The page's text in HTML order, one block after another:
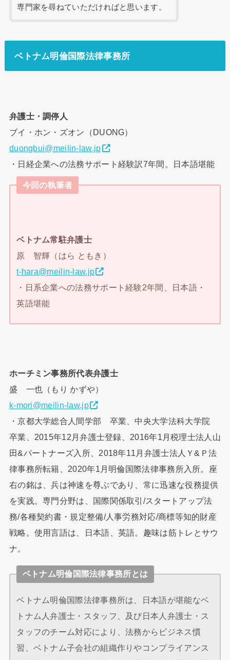
専門家を尋ねていただければと思います。
ベトナム明倫国際法律事務所
弁護士・調停人
ブイ・ホン・ズオン（DUONG）
duongbui@meilin-law.jp
・日経企業への法務サポート経験訳7年間。日本語堪能
今回の執筆者
ベトナム常駐弁護士
原 智輝（はら ともき）
t-hara@meilin-law.jp
・日系企業への法務サポート経験2年間、日本語・
英語堪能
ホーチミン事務所代表弁護士
盛 一也（もり かずや）
k-mori@meilin-law.jp
・京都大学総合人間学部 卒業、中央大学法科大学院
卒業、2015年12月弁護士登録、2016年1月税理士法人山
田&パートナーズ入所、2018年11月弁護士法人Ｙ&Ｐ法
律事務所転籍、2020年1月明倫国際法律事務所入所。座
右の銘は、兵は神速を尊ぶであり、常に迅速な役務提供
を実践。専門分野は、国際関係取引/スタートアップ法
務/各種契約書・規定整備/人事労務対応/商標等知的財産
戦略。使用言語は、日本語、英語。趣味は筋トレとサウ
ナ。
ベトナム明倫国際法律事務所とは
ベトナム明倫国際法律事務所は、日本語が堪能なベ
トナム人弁護士・スタッフ、及び日本人弁護士・ス
タッフのチーム対応により、法務からビジネス慣
習、ベトナム子会社の組織作りやコンプライアンス